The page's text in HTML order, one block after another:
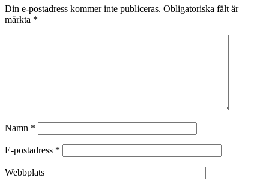
Din e-postadress kommer inte publiceras. Obligatoriska fält är
märkta *
Namn *
E-postadress *
Webbplats